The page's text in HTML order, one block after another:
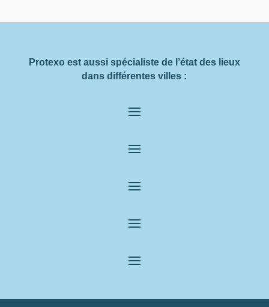
Protexo est aussi spécialiste de l’état des lieux
dans différentes villes :